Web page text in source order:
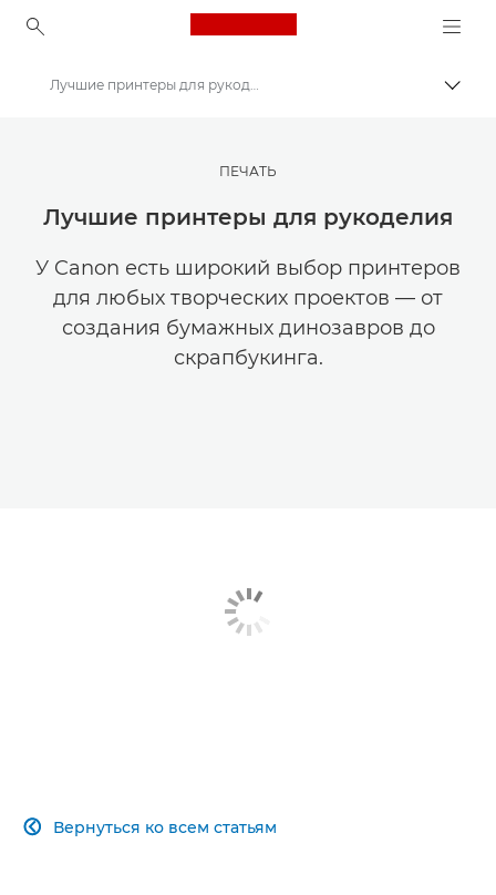
Canon Logo, back to
Мастерская творчества | Советы по фотографии и печати и руководства для покупателей
Советы и технические приемы по фотографии и печати
Лучшие принтеры для рукоделия
ПЕЧАТЬ
Лучшие принтеры для рукоделия
У Canon есть широкий выбор принтеров
для любых творческих проектов — от
создания бумажных динозавров до
скрапбукинга.
Вернуться ко всем статьям
